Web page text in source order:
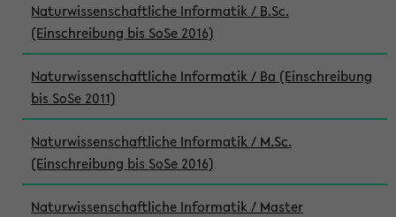
Naturwissenschaftliche Informatik / B.Sc.
(Einschreibung bis SoSe 2016)
Naturwissenschaftliche Informatik / Ba (Einschreibung
bis SoSe 2011)
Naturwissenschaftliche Informatik / M.Sc.
(Einschreibung bis SoSe 2016)
Naturwissenschaftliche Informatik / Master